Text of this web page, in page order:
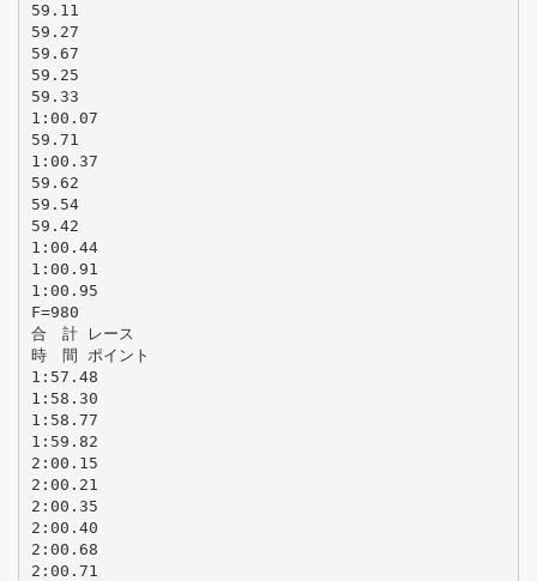
59.11
59.27
59.67
59.25
59.33
1:00.07
59.71
1:00.37
59.62
59.54
59.42
1:00.44
1:00.91
1:00.95
F=980
合 計 レース
時 間 ポイント
1:57.48
1:58.30
1:58.77
1:59.82
2:00.15
2:00.21
2:00.35
2:00.40
2:00.68
2:00.71